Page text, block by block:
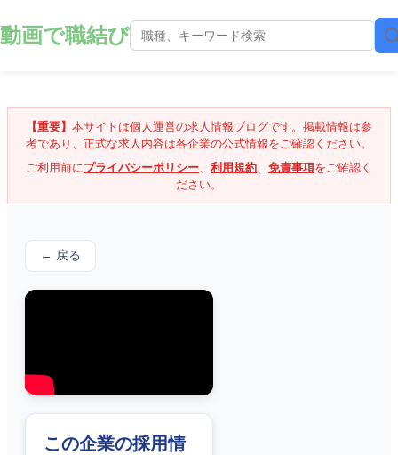
動画で職結び
【重要】 本サイトは個人運営の求人情報ブログです。掲載情報は参
考であり、正式な求人内容は各企業の公式情報をご確認ください。
ご利用前にプライバシーポリシー、 利用規約、 免責事項をご確認く
ださい。
← 戻る
この企業の採用情